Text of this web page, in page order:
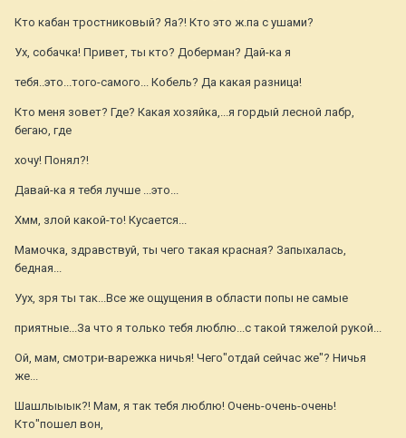
Кто кабан тростниковый? Яа?! Кто это ж.па с ушами?
Ух, собачка! Привет, ты кто? Доберман? Дай-ка я
тебя..это...того-самого... Кобель? Да какая разница!
Кто меня зовет? Где? Какая хозяйка,...я гордый лесной лабр,
бегаю, где
хочу! Понял?!
Давай-ка я тебя лучше ...это...
Хмм, злой какой-то! Кусается...
Мамочка, здравствуй, ты чего такая красная? Запыхалась,
бедная...
Уух, зря ты так...Все же ощущения в области попы не самые
приятные...За что я только тебя люблю...с такой тяжелой рукой...
Ой, мам, смотри-варежка ничья! Чего"отдай сейчас же"? Ничья
же...
Шашлыыык?! Мам, я так тебя люблю! Очень-очень-очень!
Кто"пошел вон,